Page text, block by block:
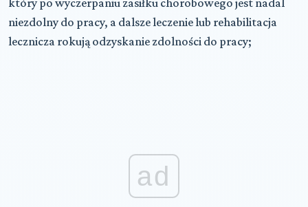
niezdolny do pracy, a dalsze leczenie lub rehabilitacja
lecznicza rokują odzyskanie zdolności do pracy;
ad